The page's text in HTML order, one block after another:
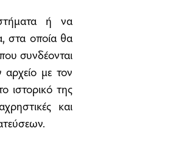
ή να
στα οποία θα
συνδέονται
με τον
ιστορικό της
και